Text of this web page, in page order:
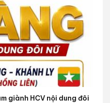
giành HCV nội dung đôi